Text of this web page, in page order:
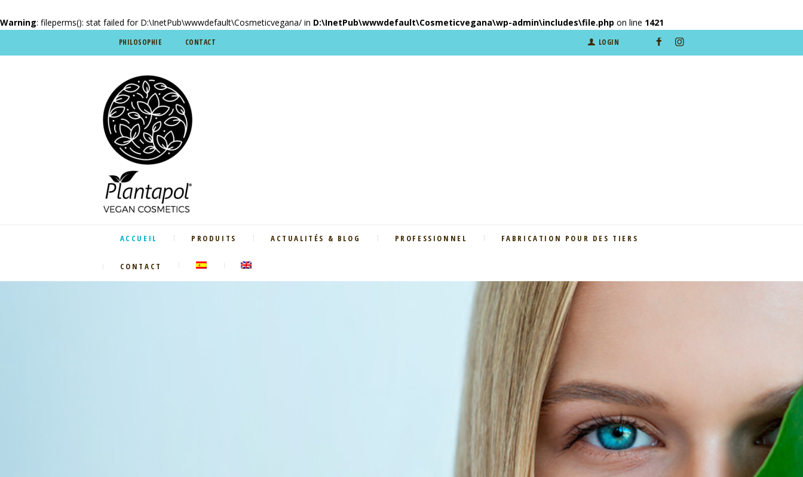
Warning: fileperms(): stat failed for D:\InetPub\wwwdefault\Cosmeticvegana/ in D:\InetPub\wwwdefault\Cosmeticvegana\wp-admin\includes\file.php on line 1421
PHILOSOPHIE CONTACT LOGIN
ACCUEIL PRODUITS ACTUALITÉS & BLOG PROFESSIONNEL FABRICATION POUR DES TIERS
CONTACT